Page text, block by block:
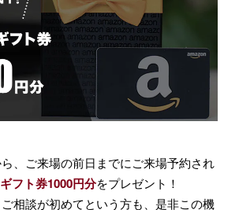
、ご来場の前日までにご来場予約され
フト券1000円分をプレゼント！
相談が初めてという方も、是非この機